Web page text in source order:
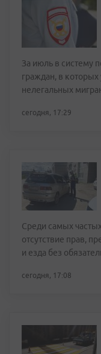
За июль в систему
граждан, в
нелегальных
сегодня, 17:29
Среди самых
отсутствие прав,
и езда без
сегодня, 17:08